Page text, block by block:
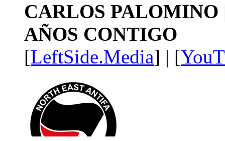
CARLOS PALOMINO
AÑOS CONTIGO
[LeftSide.Media] | [